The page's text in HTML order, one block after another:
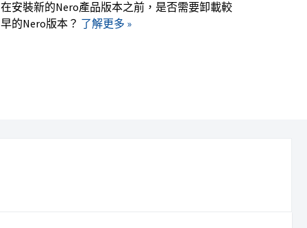
在安裝新的Nero產品版本之前，是否需要卸載較
早的Nero版本？ 了解更多 »